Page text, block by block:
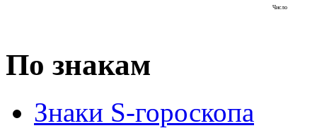
Число
По знакам
Знаки S-гороскопа